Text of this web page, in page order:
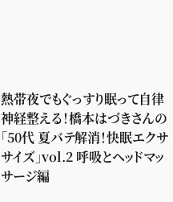
熱帯夜でもぐっすり眠って自律
神経整える！橋本はづきさんの
「50代 夏バテ解消！快眠エクサ
サイズ」vol.2 呼吸とヘッドマッ
サージ編